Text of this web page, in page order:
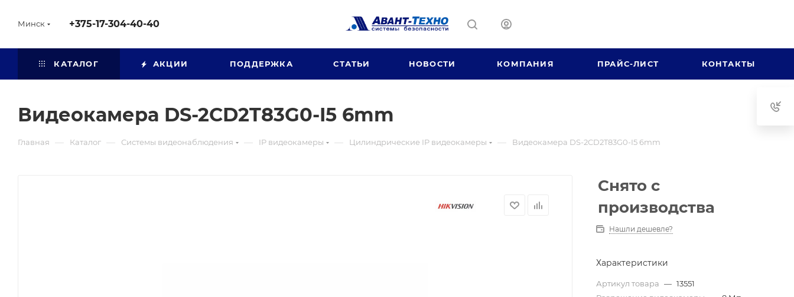
Минск +375-17-304-40-40
КАТАЛОГ АКЦИИ ПОДДЕРЖКА СТАТЬИ НОВОСТИ КОМПАНИЯ ПРАЙС-ЛИСТ КОНТАКТЫ
Видеокамера DS-2CD2T83G0-I5 6mm
Главная — Каталог — Системы видеонаблюдения — IP видеокамеры — Цилиндрические IP видеокамеры — Видеокамера DS-2CD2T83G0-I5 6mm
Снято с
производства
Нашли дешевле?
Характеристики
Артикул товара — 13551